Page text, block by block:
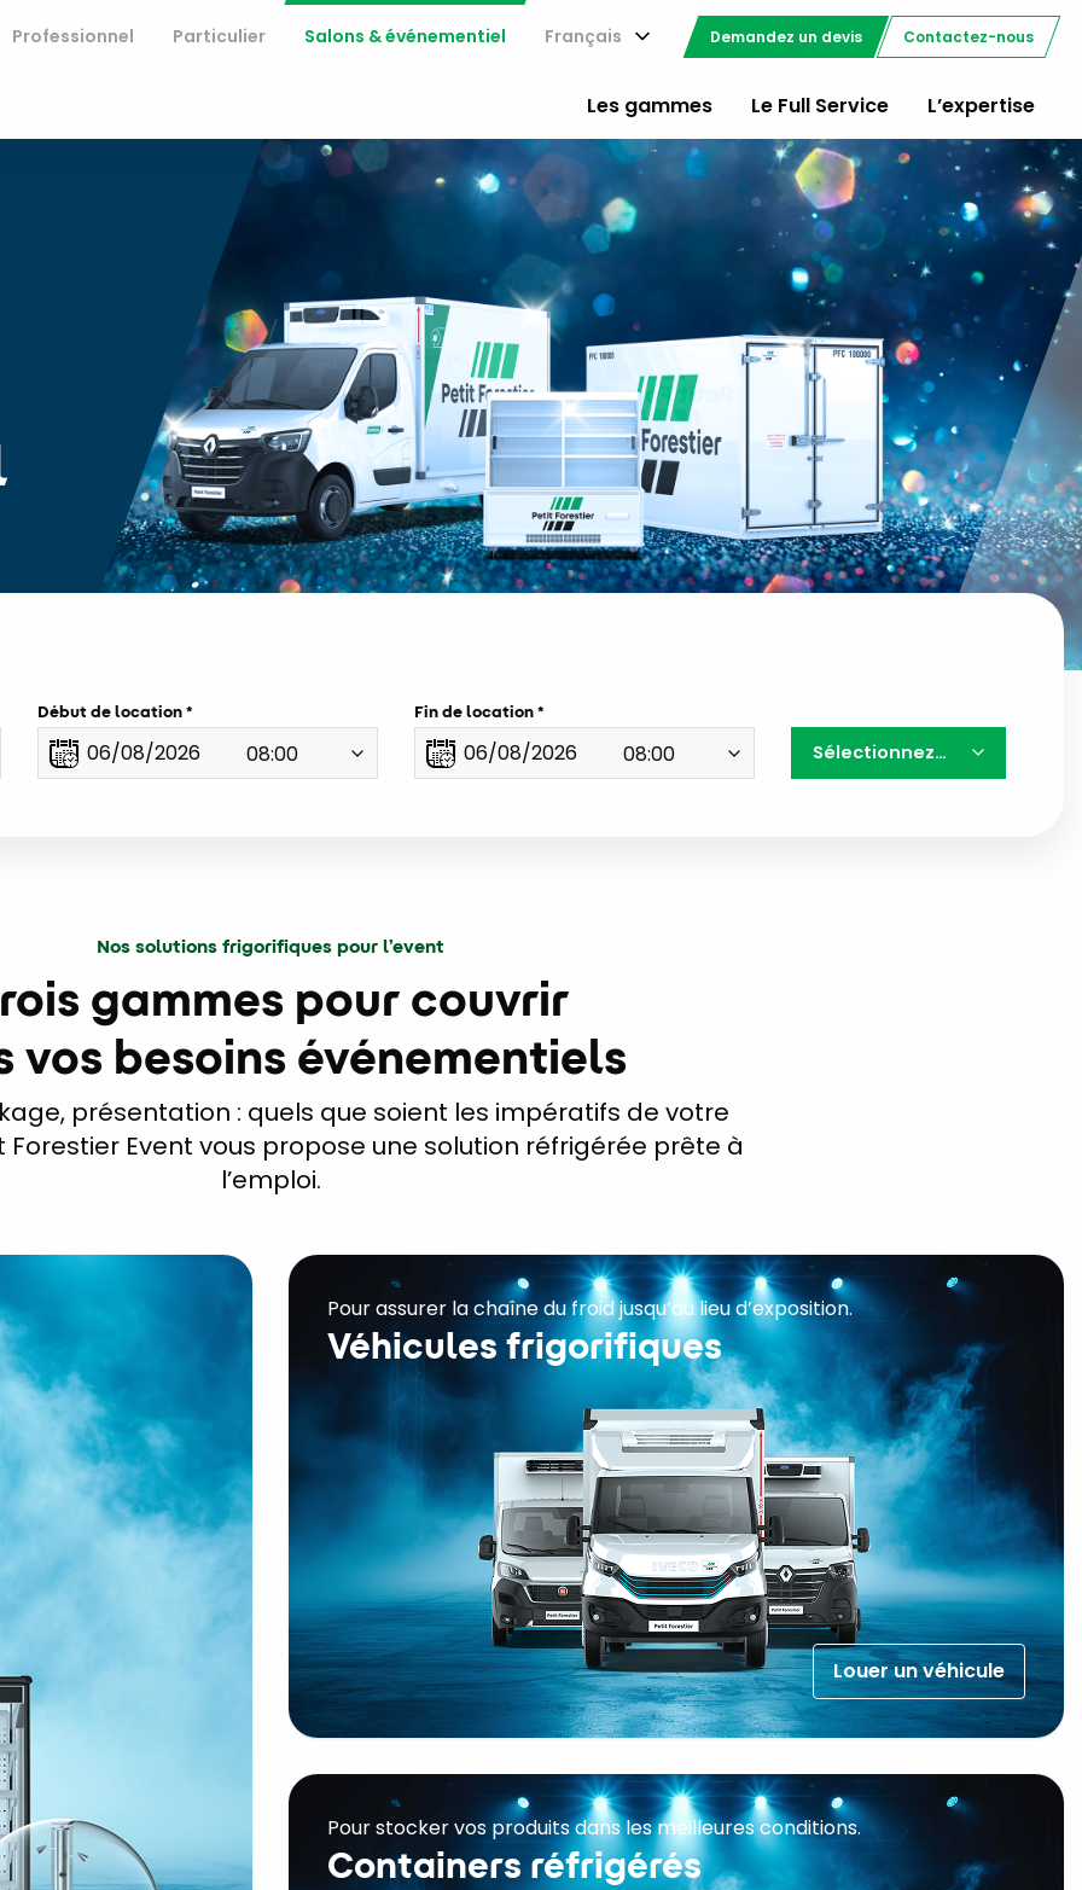
Professionnel Particulier Salons & événementiel Français Demandez un devis Contactez-nous
Les gammes Le Full Service L’expertise
Début de location Fin de location
Sélectionnez…
Nos solutions frigorifiques pour l’event
gammes pour couvrir
vos besoins événementiels
présentation : quels que soient les impératifs de votre
Event vous propose une solution réfrigérée prête à
l’emploi.
Pour assurer la chaîne du froid jusqu’au lieu d’exposition.
Véhicules frigorifiques
Louer un véhicule
Pour stocker vos produits dans les meilleures conditions.
Containers réfrigérés